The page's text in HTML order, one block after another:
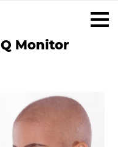
Monitor